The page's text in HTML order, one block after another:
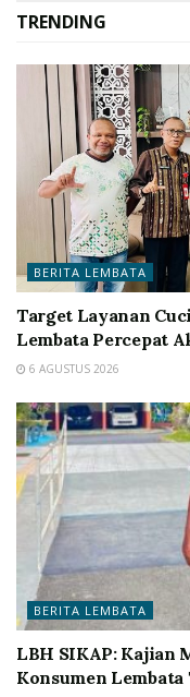
TRENDING
BERITA LEMBATA
Target Layanan
Lembata Percepat
6 AGUSTUS 2026
BERITA LEMBATA
LBH SIKAP: Kajian
Konsumen